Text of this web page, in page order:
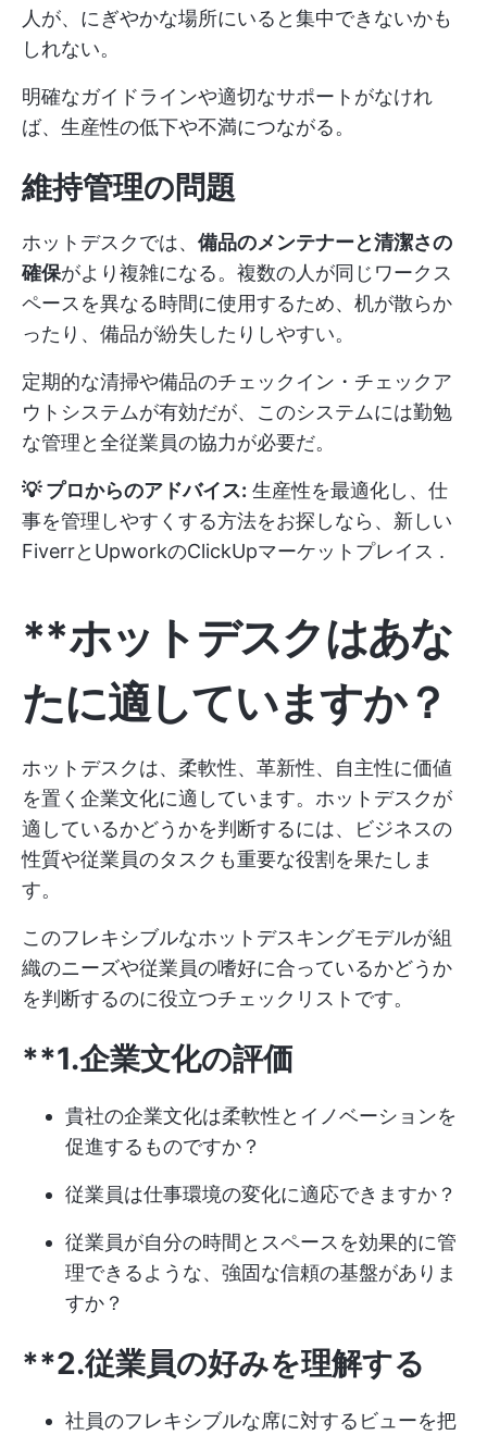
人が、にぎやかな場所にいると集中できないかも
しれない。
明確なガイドラインや適切なサポートがなけれ
ば、生産性の低下や不満につながる。
維持管理の問題
ホットデスクでは、 備品のメンテナーと清潔さの
確保がより複雑になる。複数の人が同じワークス
ペースを異なる時間に使用するため、机が散らか
ったり、備品が紛失したりしやすい。
定期的な清掃や備品のチェックイン・チェックア
ウトシステムが有効だが、このシステムには勤勉
な管理と全従業員の協力が必要だ。
💡 プロからのアドバイス: 生産性を最適化し、仕
事を管理しやすくする方法をお探しなら、新しい
FiverrとUpworkのClickUpマーケットプレイス .
**ホットデスクはあな
たに適していますか？
ホットデスクは、柔軟性、革新性、自主性に価値
を置く企業文化に適しています。ホットデスクが
適しているかどうかを判断するには、ビジネスの
性質や従業員のタスクも重要な役割を果たしま
す。
このフレキシブルなホットデスキングモデルが組
織のニーズや従業員の嗜好に合っているかどうか
を判断するのに役立つチェックリストです。
**1.企業文化の評価
貴社の企業文化は柔軟性とイノベーションを
促進するものですか？
従業員は仕事環境の変化に適応できますか？
従業員が自分の時間とスペースを効果的に管
理できるような、強固な信頼の基盤がありま
すか？
**2.従業員の好みを理解する
社員のフレキシブルな席に対するビューを把